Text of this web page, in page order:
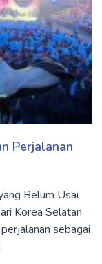
Perjalanan
Belum Usai
Korea Selatan
sebagai